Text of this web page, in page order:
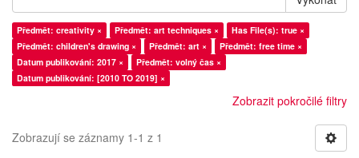
Předmět: creativity × Předmět: art techniques ×
Has File(s): true ×
Předmět: children's drawing ×
Předmět: art ×
Předmět: free time ×
Datum publikování: 2017 ×
Předmět: volný čas ×
Datum publikování: [2010 TO 2019] ×
Zobrazit pokročilé filtry
Zobrazují se záznamy 1-1 z 1